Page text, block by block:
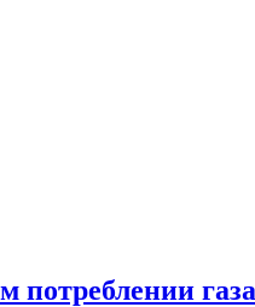
потреблении